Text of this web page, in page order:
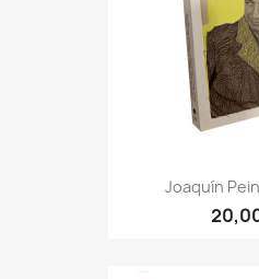
Joaquín